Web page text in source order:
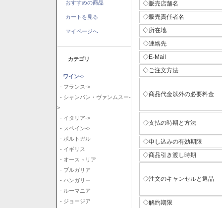
おすすめの商品
カートを見る
マイページへ
カテゴリ
ワイン->
- フランス->
- シャンパン・ヴァンムスー-
>
- イタリア->
- スペイン->
- ポルトガル
- イギリス
- オーストリア
- ブルガリア
- ハンガリー
- ルーマニア
- ジョージア
◇販売店舗名
◇販売責任者名
◇所在地
◇連絡先
◇E-Mail
◇ご注文方法
◇商品代金以外の必要料金
◇支払の時期と方法
◇申し込みの有効期限
◇商品引き渡し時期
◇注文のキャンセルと返品
◇解約期限